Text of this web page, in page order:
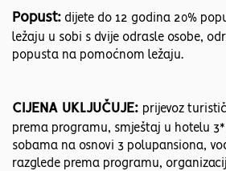
Popust: dijete do 12 godina 20%
ležaju u sobi s dvije odrasle osobe,
popusta na pomoćnom ležaju.
CIJENA UKLJUČUJE: prijevoz
prema programu, smještaj u hotelu
sobama na osnovi 3 polupansiona,
razglede prema programu,